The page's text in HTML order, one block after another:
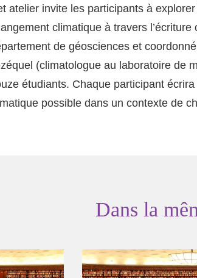
atelier invite les participants à
climatique à travers
de géosciences et
(climatologue au laboratoire de
étudiants. Chaque participant
possible dans un contexte de
Dans la